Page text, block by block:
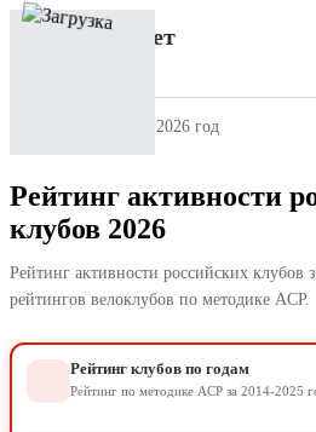
2026 год
Рейтинг активности
клубов 2026
Рейтинг активности российских клубов
рейтингов велоклубов по методике ACP.
Рейтинг клубов по годам
Рейтинг по методике ACP за 2014-2025